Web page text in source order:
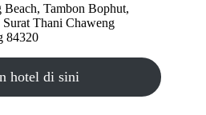
Tambon Bophut,
Thani Chaweng
84320
hotel di sini